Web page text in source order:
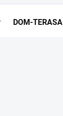
DOM-TERASA